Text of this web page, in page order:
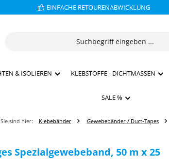
EINFACHE RETOURENABWICKLUNG
& ISOLIEREN KLEBSTOFFE - DICHTMASSEN
SALE %
Sie sind hier: Klebebänder Gewebebänder / Duct-Tapes
Spezialgewebeband, 50 m x 25